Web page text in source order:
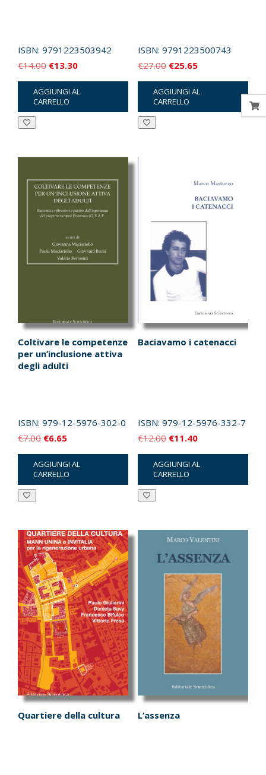
ISBN: 9791223503942
€14.00 Il
prezzo
originale
era:
€13.30Il
prezzo
attuale
è:
AGGIUNGI AL
CARRELLO
ISBN: 9791223500743
€27.00 Il
prezzo
originale
era:
€25.65Il
prezzo
attuale
è:
AGGIUNGI AL
CARRELLO
Coltivare le competenze
per un’inclusione attiva
degli adulti
ISBN: 979-12-5976-302-0
€7.00 Il
prezzo
originale
era:
€6.65Il
prezzo
attuale
è:
AGGIUNGI AL
CARRELLO
Baciavamo i catenacci
ISBN: 979-12-5976-332-7
€12.00 Il
prezzo
originale
era:
€11.40Il
prezzo
attuale
è:
AGGIUNGI AL
CARRELLO
Quartiere della cultura L’assenza